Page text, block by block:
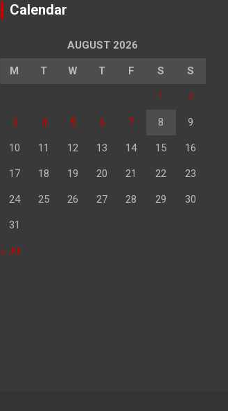
Calendar
AUGUST 2026
M T W T F S S
1 2
3 4 5 6 7 8 9
10 11 12 13 14 15 16
17 18 19 20 21 22 23
24 25 26 27 28 29 30
31
« Jul